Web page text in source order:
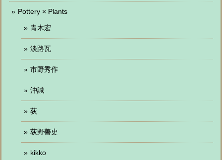
Pottery × Plants
青木宏
淡路瓦
市野秀作
沖誠
荻
荻野善史
kikko